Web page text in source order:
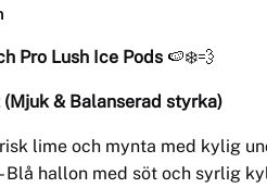
Pro Lush Ice Pods 🍉❄️💨
& Balanserad styrka)
lime och mynta med kylig
Blå hallon med söt och syrlig